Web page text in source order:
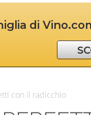
di
con il radicchio